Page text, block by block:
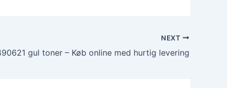
NEXT
gul toner – Køb online med hurtig levering